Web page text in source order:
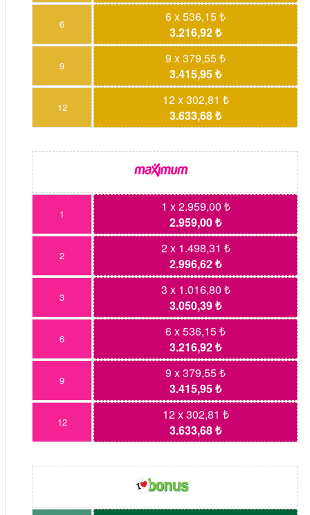
6
6 x 536,15 ₺
3.216,92 ₺
9
9 x 379,55 ₺
3.415,95 ₺
12
12 x 302,81 ₺
3.633,68 ₺
1
1 x 2.959,00 ₺
2.959,00 ₺
2
2 x 1.498,31 ₺
2.996,62 ₺
3
3 x 1.016,80 ₺
3.050,39 ₺
6
6 x 536,15 ₺
3.216,92 ₺
9
9 x 379,55 ₺
3.415,95 ₺
12
12 x 302,81 ₺
3.633,68 ₺